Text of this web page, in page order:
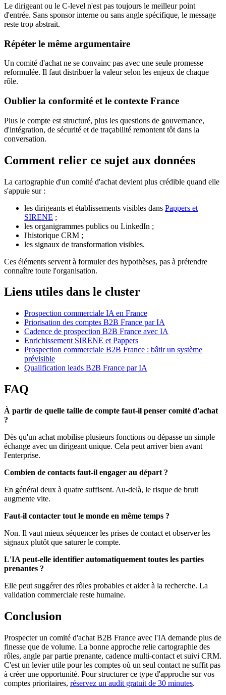
Le dirigeant ou le C-level n'est pas toujours le meilleur point
d'entrée. Sans sponsor interne ou sans angle spécifique, le message
reste trop abstrait.
Répéter le même argumentaire
Un comité d'achat ne se convainc pas avec une seule promesse
reformulée. Il faut distribuer la valeur selon les enjeux de chaque
rôle.
Oublier la conformité et le contexte France
Plus le compte est structuré, plus les questions de gouvernance,
d'intégration, de sécurité et de traçabilité remontent tôt dans la
conversation.
Comment relier ce sujet aux données
La cartographie d'un comité d'achat devient plus crédible quand elle
s'appuie sur :
les dirigeants et établissements visibles dans Pappers et
SIRENE ;
les organigrammes publics ou LinkedIn ;
l'historique CRM ;
les signaux de transformation visibles.
Ces éléments servent à formuler des hypothèses, pas à prétendre
connaître toute l'organisation.
Liens utiles dans le cluster
Prospection commerciale IA en France
Priorisation des comptes B2B France par IA
Cadence de prospection B2B France avec IA
Enrichissement SIRENE et Pappers
Prospection commerciale B2B France : bâtir un système
prévisible
Qualification leads B2B France par IA
FAQ
À partir de quelle taille de compte faut-il penser comité d'achat
?
Dès qu'un achat mobilise plusieurs fonctions ou dépasse un simple
échange avec un dirigeant unique. Cela peut arriver bien avant
l'enterprise.
Combien de contacts faut-il engager au départ ?
En général deux à quatre suffisent. Au-delà, le risque de bruit
augmente vite.
Faut-il contacter tout le monde en même temps ?
Non. Il vaut mieux séquencer les prises de contact et observer les
signaux plutôt que saturer le compte.
L'IA peut-elle identifier automatiquement toutes les parties
prenantes ?
Elle peut suggérer des rôles probables et aider à la recherche. La
validation commerciale reste humaine.
Conclusion
Prospecter un comité d'achat B2B France avec l'IA demande plus de
finesse que de volume. La bonne approche relie cartographie des
rôles, angle par partie prenante, cadence multi-contact et suivi CRM.
C'est un levier utile pour les comptes où un seul contact ne suffit pas
à créer une opportunité. Pour structurer ce type d'approche sur vos
comptes prioritaires, réservez un audit gratuit de 30 minutes.